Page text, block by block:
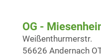
OG -
Weißenthurmerstr.
56626 Andernach